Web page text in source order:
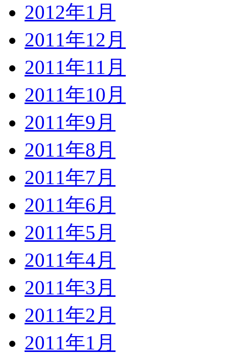
2012年1月
2011年12月
2011年11月
2011年10月
2011年9月
2011年8月
2011年7月
2011年6月
2011年5月
2011年4月
2011年3月
2011年2月
2011年1月